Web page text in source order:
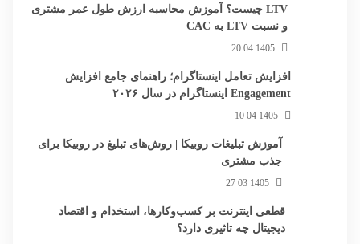
LTV چیست؟ آموزش محاسبه ارزش طول عمر مشتری
و نسبت LTV به CAC
1405 04 20
افزایش تعامل اینستاگرام؛ راهنمای جامع افزایش
Engagement اینستاگرام در سال ۲۰۲۶
1405 04 10
آموزش تبلیغات روبیکا | روش‌های تبلیغ در روبیکا برای
جذب مشتری
1405 03 27
قطعی اینترنت بر کسب‌وکارها، استخدام و اقتصاد
دیجیتال چه تاثیری دارد؟